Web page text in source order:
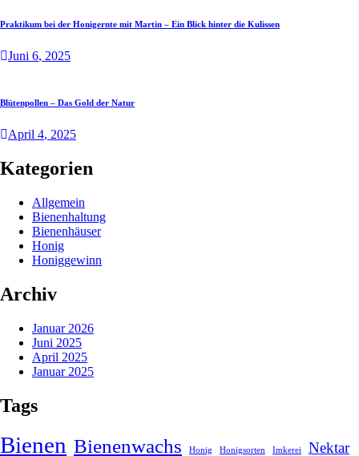
Praktikum bei der Honigernte mit Martin – Ein Blick hinter die Kulissen
Juni 6, 2025
Blütenpollen – Das Gold der Natur
April 4, 2025
Kategorien
Allgemein
Bienenhaltung
Bienenhäuser
Honig
Honiggewinn
Archiv
Januar 2026
Juni 2025
April 2025
Januar 2025
Tags
Bienen Bienenwachs Honig Honigsorten Imkerei Nektar